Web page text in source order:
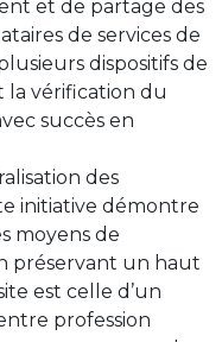
et de partage des
de services de
dispositifs de
la vérification du
succès en
des
initiative démontre
moyens de
préservant un haut
est celle d’un
profession